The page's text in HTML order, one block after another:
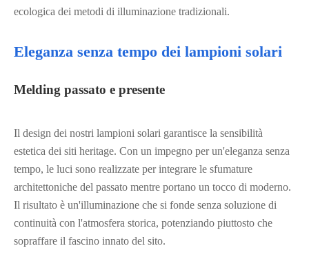
ecologica dei metodi di illuminazione tradizionali.
Eleganza senza tempo dei lampioni solari
Melding passato e presente
Il design dei nostri lampioni solari garantisce la sensibilità
estetica dei siti heritage. Con un impegno per un'eleganza senza
tempo, le luci sono realizzate per integrare le sfumature
architettoniche del passato mentre portano un tocco di moderno.
Il risultato è un'illuminazione che si fonde senza soluzione di
continuità con l'atmosfera storica, potenziando piuttosto che
sopraffare il fascino innato del sito.